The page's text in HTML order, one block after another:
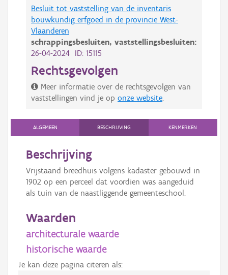
Besluit tot vaststelling van de inventaris
bouwkundig erfgoed in de provincie West-
Vlaanderen
schrappingsbesluiten, vaststellingsbesluiten:
26-04-2024 ID: 15115
Rechtsgevolgen
Meer informatie over de rechtsgevolgen van
vaststellingen vind je op onze website
ALGEMEEN BESCHRIJVING KENMERKEN
Beschrijving
Vrijstaand breedhuis volgens kadaster gebouwd in
1902 op een perceel dat voordien was aangeduid
als tuin van de naastliggende gemeenteschool.
Waarden
architecturale waarde
historische waarde
Je kan deze pagina citeren als: